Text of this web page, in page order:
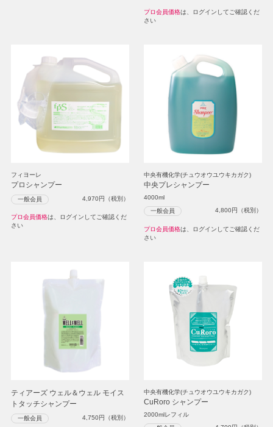
プロ会員価格は、ログインしてご確認くだ
さい
フィヨーレ
プロシャンプー
一般会員 4,970円（税別）
プロ会員価格は、ログインしてご確認くだ
さい
中央有機化学(チュウオウユウキカガク)
中央プレシャンプー
4000ml
一般会員 4,800円（税別）
プロ会員価格は、ログインしてご確認くだ
さい
ティアーズ ウェル＆ウェル モイス
トタッチシャンプー
一般会員 4,750円（税別）
中央有機化学(チュウオウユウキカガク)
CuRoro シャンプー
2000mlレフィル